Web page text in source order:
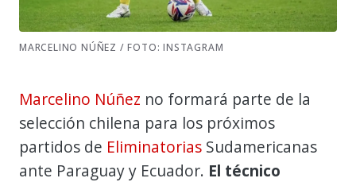
MARCELINO NÚÑEZ / FOTO: INSTAGRAM
Marcelino Núñez no formará parte de la
selección chilena para los próximos
partidos de Eliminatorias Sudamericanas
ante Paraguay y Ecuador. El técnico